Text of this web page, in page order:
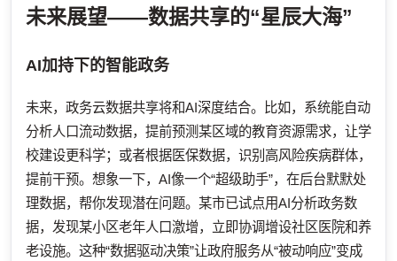
未来展望——数据共享的“星辰大海”
AI加持下的智能政务
未来，政务云数据共享将和AI深度结合。比如，系统能自动
分析人口流动数据，提前预测某区域的教育资源需求，让学
校建设更科学；或者根据医保数据，识别高风险疾病群体，
提前干预。想象一下，AI像一个“超级助手”，在后台默默处
理数据，帮你发现潜在问题。某市已试点用AI分析政务数
据，发现某小区老年人口激增，立即协调增设社区医院和养
老设施。这种“数据驱动决策”让政府服务从“被动响应”变成